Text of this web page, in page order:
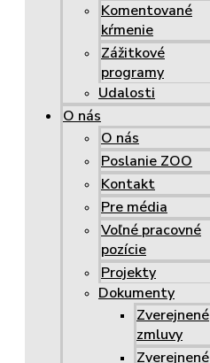
Komentované
kŕmenie
Zážitkové
programy
Udalosti
O nás
O nás
Poslanie ZOO
Kontakt
Pre média
Voľné pracovné
pozície
Projekty
Dokumenty
Zverejnené
zmluvy
Zverejnené